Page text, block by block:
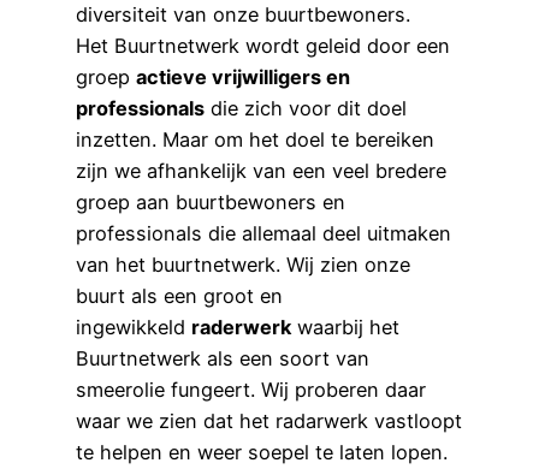
diversiteit van onze buurtbewoners.
Het Buurtnetwerk wordt geleid door een
groep actieve vrijwilligers en
professionalsdie zich voor dit doel
inzetten. Maar om het doel te bereiken
zijn we afhankelijk van een veel bredere
groep aan buurtbewoners en
professionals die allemaal deel uitmaken
van het buurtnetwerk. Wij zien onze
buurt als een groot en
ingewikkeld raderwerkwaarbij het
Buurtnetwerk als een soort van
smeerolie fungeert. Wij proberen daar
waar we zien dat het radarwerk vastloopt
te helpen en weer soepel te laten lopen.